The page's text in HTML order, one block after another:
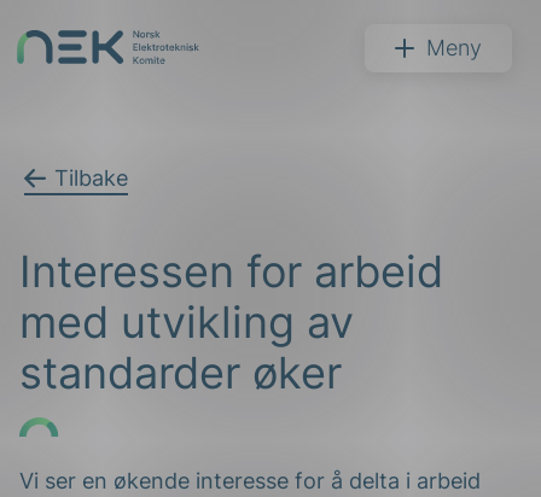
NEK Meny
Tilbake
Interessen for arbeid
med utvikling av
standarder øker
Vi ser en økende interesse for å delta i arbeid